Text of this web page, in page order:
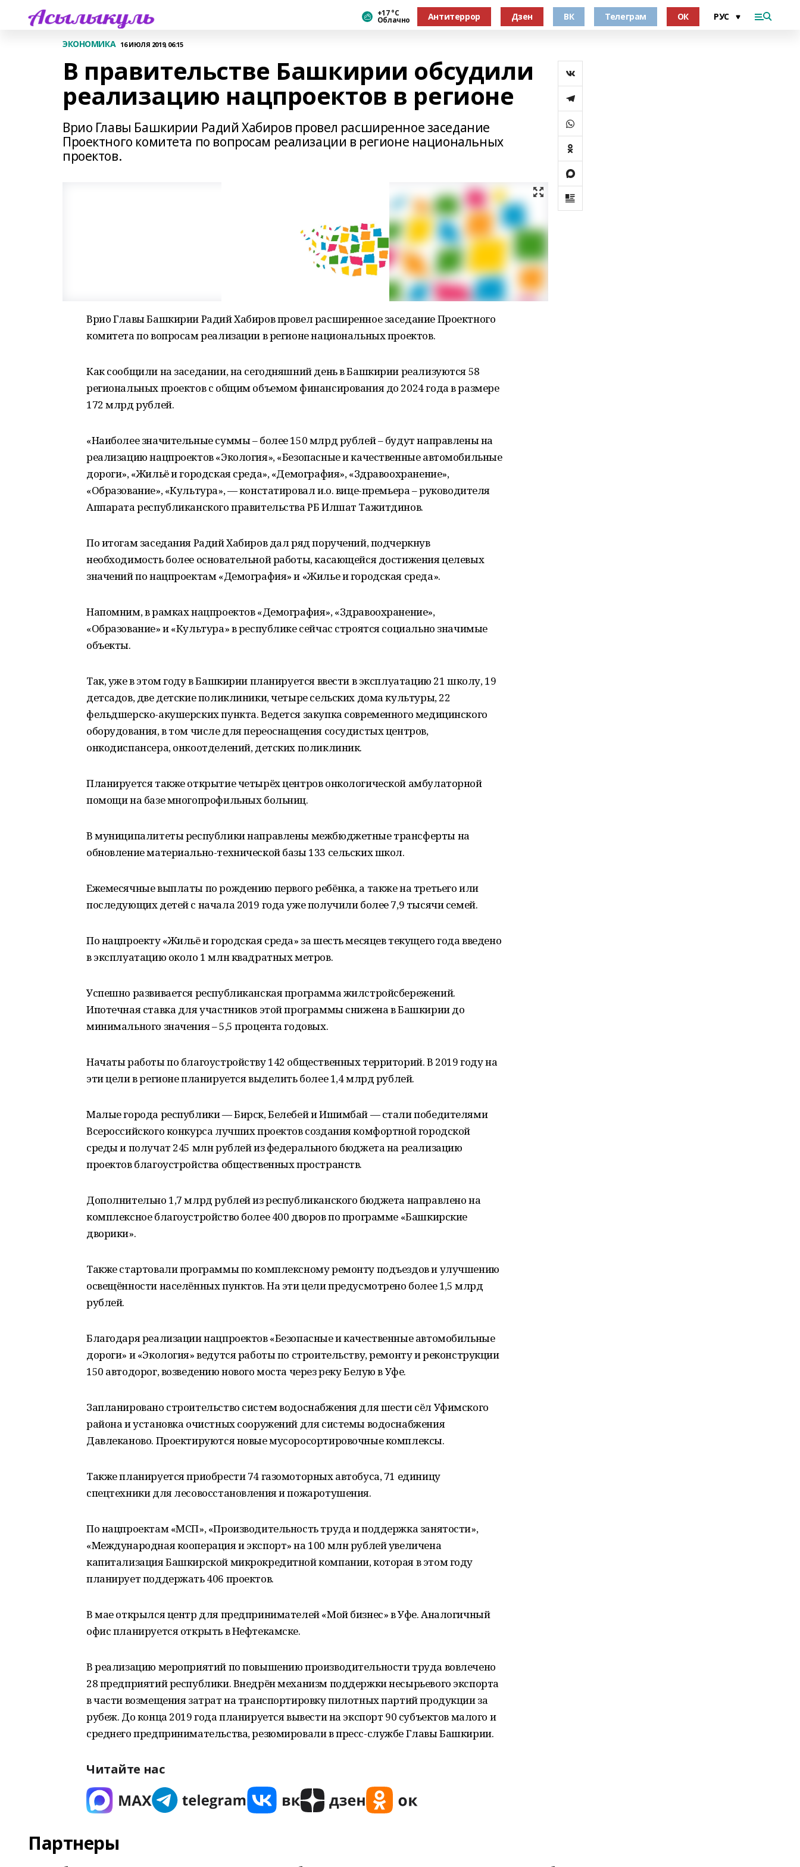
+17 °С
Облачно Антитеррор Дзен ВК Телеграм ОК
ЭКОНОМИКА 16 ИЮЛЯ 2019, 06:15
В правительстве Башкирии обсудили
реализацию нацпроектов в регионе
Врио Главы Башкирии Радий Хабиров провел расширенное заседание
Проектного комитета по вопросам реализации в регионе национальных
проектов.
Врио Главы Башкирии Радий Хабиров провел расширенное заседание Проектного
комитета по вопросам реализации в регионе национальных проектов.
Как сообщили на заседании, на сегодняшний день в Башкирии реализуются 58
региональных проектов с общим объемом финансирования до 2024 года в размере
172 млрд рублей.
«Наиболее значительные суммы – более 150 млрд рублей – будут направлены на
реализацию нацпроектов «Экология», «Безопасные и качественные автомобильные
дороги», «Жильё и городская среда», «Демография», «Здравоохранение»,
«Образование», «Культура», — констатировал и.о. вице-премьера – руководителя
Аппарата республиканского правительства РБ Илшат Тажитдинов.
По итогам заседания Радий Хабиров дал ряд поручений, подчеркнув
необходимость более основательной работы, касающейся достижения целевых
значений по нацпроектам «Демография» и «Жилье и городская среда».
Напомним, в рамках нацпроектов «Демография», «Здравоохранение»,
«Образование» и «Культура» в республике сейчас строятся социально значимые
объекты.
Так, уже в этом году в Башкирии планируется ввести в эксплуатацию 21 школу, 19
детсадов, две детские поликлиники, четыре сельских дома культуры, 22
фельдшерско-акушерских пункта. Ведется закупка современного медицинского
оборудования, в том числе для переоснащения сосудистых центров,
онкодиспансера, онкоотделений, детских поликлиник.
Планируется также открытие четырёх центров онкологической амбулаторной
помощи на базе многопрофильных больниц.
В муниципалитеты республики направлены межбюджетные трансферты на
обновление материально-технической базы 133 сельских школ.
Ежемесячные выплаты по рождению первого ребёнка, а также на третьего или
последующих детей с начала 2019 года уже получили более 7,9 тысячи семей.
По нацпроекту «Жильё и городская среда» за шесть месяцев текущего года введено
в эксплуатацию около 1 млн квадратных метров.
Успешно развивается республиканская программа жилстройсбережений.
Ипотечная ставка для участников этой программы снижена в Башкирии до
минимального значения – 5,5 процента годовых.
Начаты работы по благоустройству 142 общественных территорий. В 2019 году на
эти цели в регионе планируется выделить более 1,4 млрд рублей.
Малые города республики — Бирск, Белебей и Ишимбай — стали победителями
Всероссийского конкурса лучших проектов создания комфортной городской
среды и получат 245 млн рублей из федерального бюджета на реализацию
проектов благоустройства общественных пространств.
Дополнительно 1,7 млрд рублей из республиканского бюджета направлено на
комплексное благоустройство более 400 дворов по программе «Башкирские
дворики».
Также стартовали программы по комплексному ремонту подъездов и улучшению
освещённости населённых пунктов. На эти цели предусмотрено более 1,5 млрд
рублей.
Благодаря реализации нацпроектов «Безопасные и качественные автомобильные
дороги» и «Экология» ведутся работы по строительству, ремонту и реконструкции
150 автодорог, возведению нового моста через реку Белую в Уфе.
Запланировано строительство систем водоснабжения для шести сёл Уфимского
района и установка очистных сооружений для системы водоснабжения
Давлеканово. Проектируются новые мусоросортировочные комплексы.
Также планируется приобрести 74 газомоторных автобуса, 71 единицу
спецтехники для лесовосстановления и пожаротушения.
По нацпроектам «МСП», «Производительность труда и поддержка занятости»,
«Международная кооперация и экспорт» на 100 млн рублей увеличена
капитализация Башкирской микрокредитной компании, которая в этом году
планирует поддержать 406 проектов.
В мае открылся центр для предпринимателей «Мой бизнес» в Уфе. Аналогичный
офис планируется открыть в Нефтекамске.
В реализацию мероприятий по повышению производительности труда вовлечено
28 предприятий республики. Внедрён механизм поддержки несырьевого экспорта
в части возмещения затрат на транспортировку пилотных партий продукции за
рубеж. До конца 2019 года планируется вывести на экспорт 90 субъектов малого и
среднего предпринимательства, резюмировали в пресс-службе Главы Башкирии.
Читайте нас
Партнеры